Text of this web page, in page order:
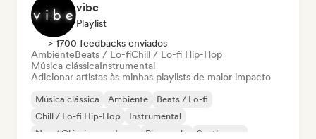
vibe
Playlist
> 1700 feedbacks enviados
AmbienteBeats / Lo-fiChill / Lo-fi Hip-Hop
Música clássicaInstrumental
Adicionar artistas às minhas playlists de maior impacto
Música clássica Ambiente
Beats / Lo-fi
Chill / Lo-fi Hip-Hop
Instrumental
Neo / Clássico moderno
Piano solo Synthwave